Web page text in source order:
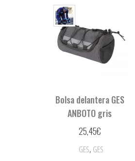
Bolsa delantera GES
ANBOTO gris
25,45€
GES, GES